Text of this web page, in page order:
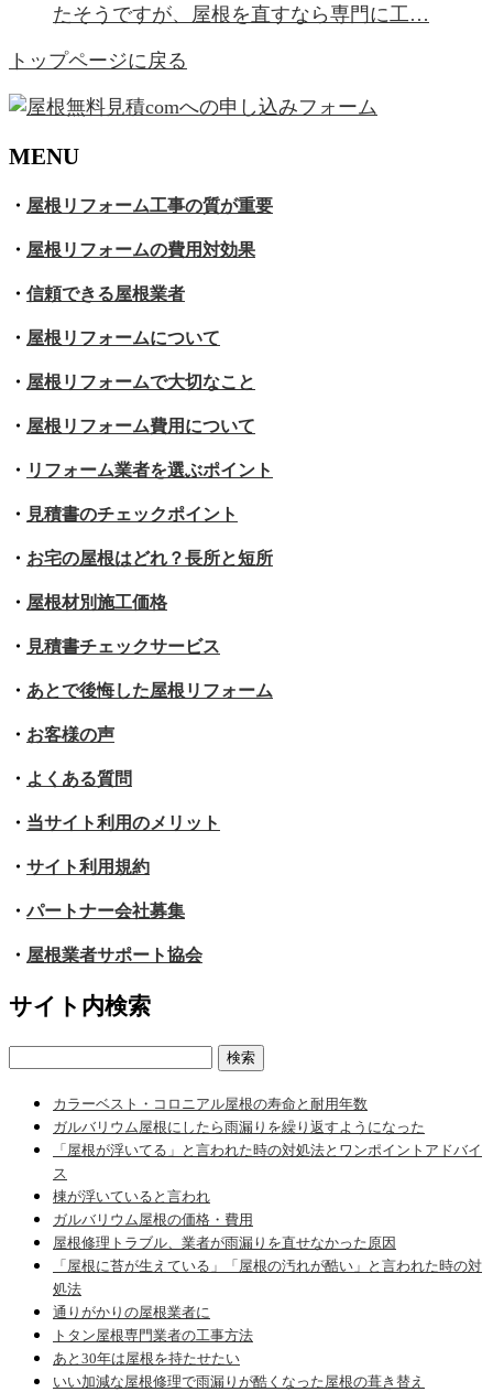
たそうですが、屋根を直すなら専門に工…
トップページに戻る
MENU
・ 屋根リフォーム工事の質が重要
・ 屋根リフォームの費用対効果
・ 信頼できる屋根業者
・ 屋根リフォームについて
・ 屋根リフォームで大切なこと
・ 屋根リフォーム費用について
・ リフォーム業者を選ぶポイント
・ 見積書のチェックポイント
・ お宅の屋根はどれ？長所と短所
・ 屋根材別施工価格
・ 見積書チェックサービス
・ あとで後悔した屋根リフォーム
・ お客様の声
・ よくある質問
・ 当サイト利用のメリット
・ サイト利用規約
・パートナー会社募集
・ 屋根業者サポート協会
サイト内検索
カラーベスト・コロニアル屋根の寿命と耐用年数
ガルバリウム屋根にしたら雨漏りを繰り返すようになった
「屋根が浮いてる」と言われた時の対処法とワンポイントアドバイ
ス
棟が浮いていると言われ
ガルバリウム屋根の価格・費用
屋根修理トラブル、業者が雨漏りを直せなかった原因
「屋根に苔が生えている」「屋根の汚れが酷い」と言われた時の対
処法
通りがかりの屋根業者に
トタン屋根専門業者の工事方法
あと30年は屋根を持たせたい
いい加減な屋根修理で雨漏りが酷くなった屋根の葺き替え